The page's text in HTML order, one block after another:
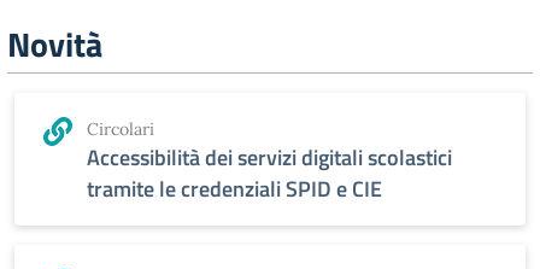
Novità
Circolari
Accessibilità dei servizi digitali scolastici
tramite le credenziali SPID e CIE